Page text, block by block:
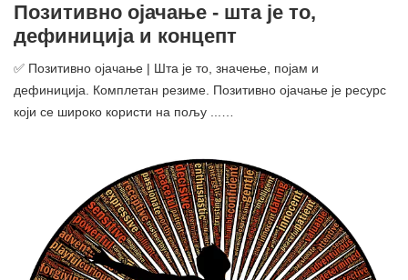
Позитивно ојачање - шта је то,
дефиниција и концепт
✅ Позитивно ојачање | Шта је то, значење, појам и
дефиниција. Комплетан резиме. Позитивно ојачање је ресурс
који се широко користи на пољу ...…